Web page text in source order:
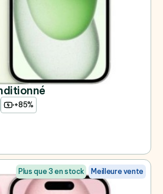
+85%
Plus que 3 en stock Meilleure vente